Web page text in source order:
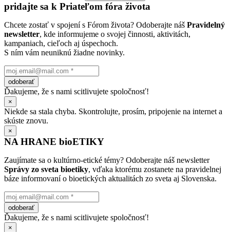
pridajte sa k Priateľom fóra života
Chcete zostať v spojení s Fórom života? Odoberajte náš Pravidelný
newsletter, kde informujeme o svojej činnosti, aktivitách,
kampaniach, cieľoch aj úspechoch.
S ním vám neuniknú žiadne novinky.
odoberať
Ďakujeme, že s nami scitlivujete spoločnosť!
×
Niekde sa stala chyba. Skontrolujte, prosím, pripojenie na internet a
skúste znovu.
×
NA HRANE bioETIKY
Zaujímate sa o kultúrno-etické témy? Odoberajte náš newsletter
Správy zo sveta bioetiky, vďaka ktorému zostanete na pravidelnej
báze informovaní o bioetických aktualitách zo sveta aj Slovenska.
odoberať
Ďakujeme, že s nami scitlivujete spoločnosť!
×